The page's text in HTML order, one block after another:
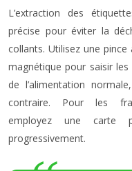
L’extraction des
précise pour éviter la
collants. Utilisez une
magnétique pour saisir
de l’alimentation
contraire. Pour les
employez une carte
progressivement.